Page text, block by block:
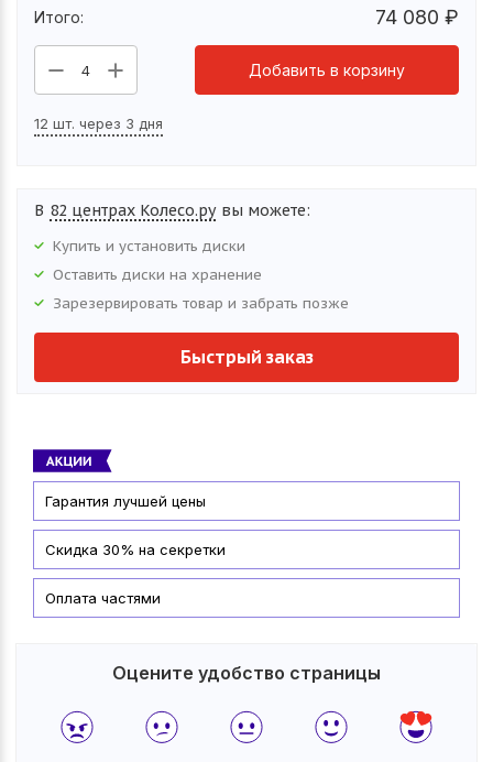
Итого: 74 080 ₽
4 Добавить в корзину
12 шт. через 3 дня
В 82 центрах Колесо.ру вы можете:
Купить и установить диски
Оставить диски на хранение
Зарезервировать товар и забрать позже
Быстрый заказ
Гарантия лучшей цены
Скидка 30% на секретки
Оплата частями
Оцените удобство страницы